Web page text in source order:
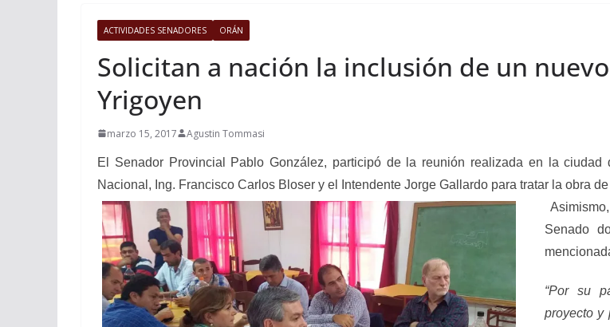
ACTIVIDADES SENADORES ORÁN
Solicitan a nación la inclusión de un
Yrigoyen
marzo 15, 2017 Agustin Tommasi
El Senador Provincial Pablo González, participó de la reunión realizada en la
Nacional, Ing. Francisco Carlos Bloser y el Intendente Jorge Gallardo para tratar la obra
Senado
“Por su
proyecto y